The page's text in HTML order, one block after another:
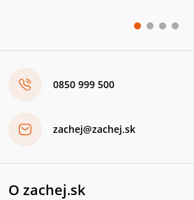
0850 999 500
zachej@zachej.sk
O zachej.sk